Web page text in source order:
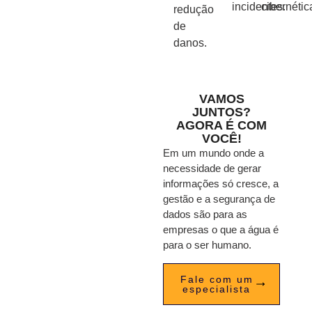
redução
de
danos.
incidentes.
VAMOS
JUNTOS?
AGORA É COM
VOCÊ!
Em um mundo onde a
necessidade de gerar
informações só cresce, a
gestão e a segurança de
dados são para as
empresas o que a água é
para o ser humano.
Fale com um
especialista